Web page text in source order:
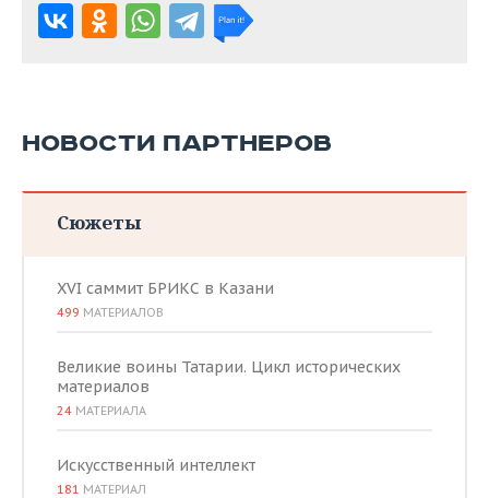
НОВОСТИ ПАРТНЕРОВ
Сюжеты
XVI саммит БРИКС в Казани
499 МАТЕРИАЛОВ
Великие воины Татарии. Цикл исторических
материалов
24 МАТЕРИАЛА
Искусственный интеллект
181 МАТЕРИАЛ